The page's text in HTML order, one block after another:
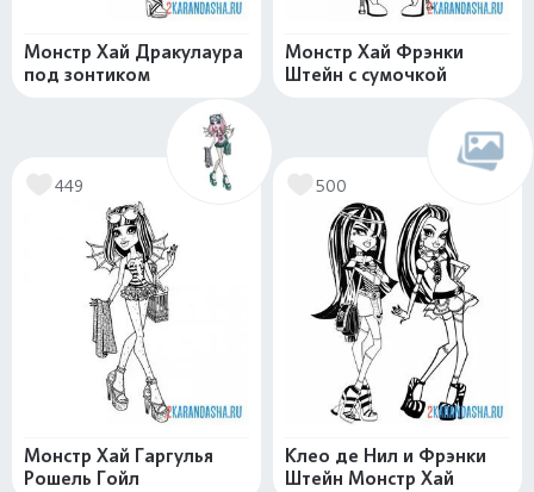
Монстр Хай Дракулаура
под зонтиком
Монстр Хай Фрэнки
Штейн с сумочкой
449
Монстр Хай Гаргулья
Рошель Гойл
500
Клео де Нил и Фрэнки
Штейн Монстр Хай